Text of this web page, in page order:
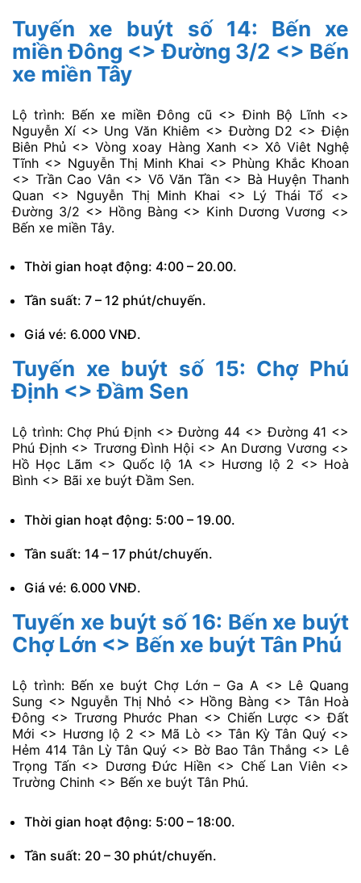
<> Bệnh viện Thống Nhất <> Ngã ba Hoàng Hoa
Thám <> Chợ Võ Thành Trang <> Trạm Dệt Thành
Công <> Siêu thị Thiên Hoà <> Cầu Tham Lương <>
Bến xe An Sương <> Ngã ba Củ Cải <> Ngã ba Bùi
Môn <> Ngã tư Giếng Nước <> Ngã tư Hóc Môn <>
Ngã ba Lam Sơn <> Cầu An Hạ <> Chợ chiều Tân Phú
Trung <> Trường Tân Phú Trung <> Ngã tư Quán Đôi
<> Công ty Sài Gòn Cáp <> Ngã ba Việt Kiều <> Điện
lực Củ Chi <> Trường THCS Củ Chi <> Chợ Củ Chi <>
Bến xe Củ Chi.
Giá vé: 10.000 VNĐ.
Tuyến xe buýt số 14: Bến xe
miền Đông <> Đường 3/2 <> Bến
xe miền Tây
Lộ trình: Bến xe miền Đông cũ <> Đinh Bộ Lĩnh <>
Nguyễn Xí <> Ung Văn Khiêm <> Đường D2 <> Điện
Biên Phủ <> Vòng xoay Hàng Xanh <> Xô Viêt Nghệ
Tĩnh <> Nguyễn Thị Minh Khai <> Phùng Khắc Khoan
<> Trần Cao Vân <> Võ Văn Tần <> Bà Huyện Thanh
Đường 3/2 <> Hồng Bàng <> Kinh Dương Vương <>
Bến xe miền Tây.
Thời gian hoạt động: 4:00 – 20.00.
Tần suất: 7 – 12 phút/chuyến.
Giá vé: 6.000 VNĐ.
Tuyến xe buýt số 15: Chợ Phú
Định <> Đầm Sen
Lộ trình: Chợ Phú Định <> Đường 44 <> Đường 41 <>
Hồ Học Lãm <> Quốc lộ 1A <> Hương lộ 2 <> Hoà
Bình <> Bãi xe buýt Đầm Sen.
Thời gian hoạt động: 5:00 – 19.00.
Tần suất: 14 – 17 phút/chuyến.
Tuyến xe buýt số 16: Bến xe buýt
Chợ Lớn <> Bến xe buýt Tân Phú